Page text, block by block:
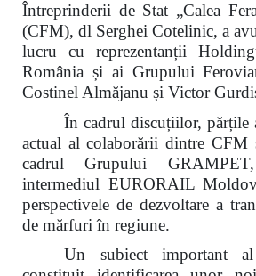
Întreprinderii de Stat „Calea
(CFM), dl Serghei Cotelinic, a
lucru cu reprezentanții
România și ai Grupului
Costinel Almăjanu și Victor
În cadrul discuțiilor, părțile
actual al colaborării dintre CFM
cadrul Grupului
intermediul EURORAIL
perspectivele de dezvoltare a
de mărfuri în regiune.
Un subiect important